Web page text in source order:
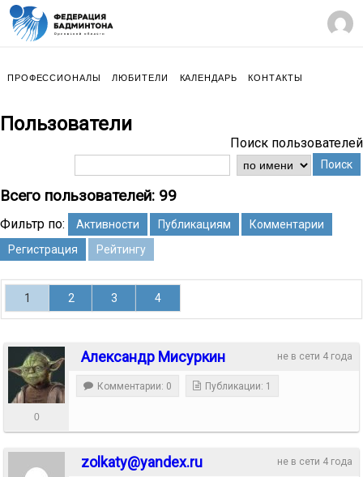
ПРОФЕССИОНАЛЫ ЛЮБИТЕЛИ КАЛЕНДАРЬ КОНТАКТЫ
Пользователи
Поиск пользователей
Поиск
Всего пользователей: 99
Фильтр по: Активности Публикациям
Комментарии
Регистрация
Рейтингу
1 2 3 4
не в сети 4 года
Александр Мисуркин
0
Комментарии: 0 Публикации: 1
не в сети 4 года
zolkaty@yandex.ru